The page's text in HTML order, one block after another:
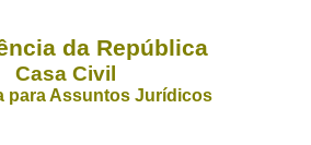
da República
Casa Civil
para Assuntos Jurídicos